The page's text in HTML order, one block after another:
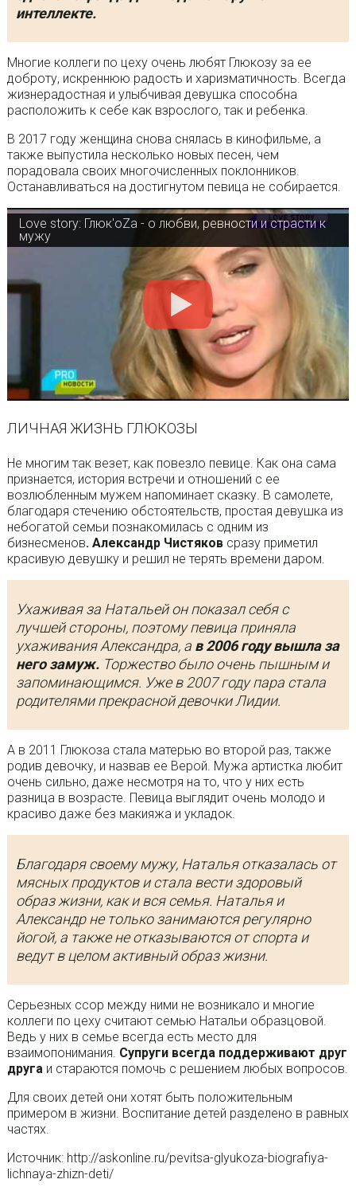
интеллекте.
Многие коллеги по цеху очень любят Глюкозу за ее
доброту, искреннюю радость и харизматичность. Всегда
жизнерадостная и улыбчивая девушка способна
расположить к себе как взрослого, так и ребенка.
В 2017 году женщина снова снялась в кинофильме, а
также выпустила несколько новых песен, чем
порадовала своих многочисленных поклонников.
Останавливаться на достигнутом певица не собирается.
Love story: Глюк'oZa - о любви, ревности и страсти к
мужу
ЛИЧНАЯ ЖИЗНЬ ГЛЮКОЗЫ
Не многим так везет, как повезло певице. Как она сама
признается, история встречи и отношений с ее
возлюбленным мужем напоминает сказку. В самолете,
благодаря стечению обстоятельств, простая девушка из
небогатой семьи познакомилась с одним из
бизнесменов. Александр Чистяковсразу приметил
красивую девушку и решил не терять времени даром.
Ухаживая за Натальей он показал себя с
лучшей стороны, поэтому певица приняла
ухаживания Александра, а в 2006 году вышла за
него замуж.Торжество было очень пышным и
запоминающимся. Уже в 2007 году пара стала
родителями прекрасной девочки Лидии.
А в 2011 Глюкоза стала матерью во второй раз, также
родив девочку, и назвав ее Верой. Мужа артистка любит
очень сильно, даже несмотря на то, что у них есть
разница в возрасте. Певица выглядит очень молодо и
красиво даже без макияжа и укладок.
Благодаря своему мужу, Наталья отказалась от
мясных продуктов и стала вести здоровый
образ жизни, как и вся семья. Наталья и
Александр не только занимаются регулярно
йогой, а также не отказываются от спорта и
ведут в целом активный образ жизни.
Серьезных ссор между ними не возникало и многие
коллеги по цеху считают семью Натальи образцовой.
Ведь у них в семье всегда есть место для
взаимопонимания. Супруги всегда поддерживают друг
другаи стараются помочь с решением любых вопросов.
Для своих детей они хотят быть положительным
примером в жизни. Воспитание детей разделено в равных
частях.
Источник: http://askonline.ru/pevitsa-glyukoza-biografiya-
lichnaya-zhizn-deti/